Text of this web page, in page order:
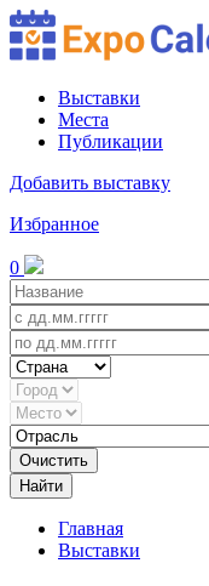
Выставки
Места
Публикации
Добавить выставку
Избранное
0
Очистить
Найти
Главная
Выставки